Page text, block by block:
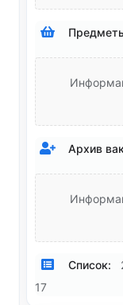
Архив
Список:
17